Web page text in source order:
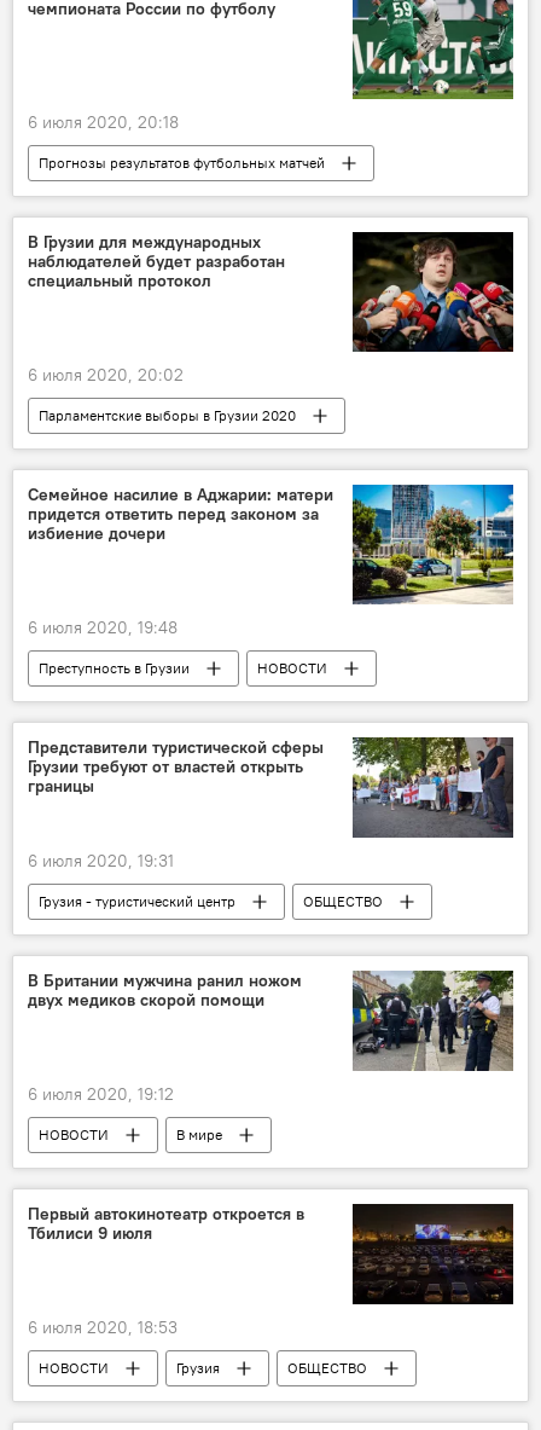
чемпионата России по футболу
6 июля 2020, 20:18
Прогнозы результатов футбольных матчей
СПОРТ
В мире
Футбол
прогноз на футбольный матч
Чемпионат России по футболу
В Грузии для международных
наблюдателей будет разработан
специальный протокол
6 июля 2020, 20:02
Парламентские выборы в Грузии 2020
НОВОСТИ
Грузия ПОЛИТИКА
Семейное насилие в Аджарии: матери
придется ответить перед законом за
избиение дочери
6 июля 2020, 19:48
Преступность в Грузии
НОВОСТИ
Грузия
ПРОИСШЕСТВИЯ
Представители туристической сферы
Грузии требуют от властей открыть
границы
6 июля 2020, 19:31
Грузия - туристический центр
ОБЩЕСТВО
Грузия
НОВОСТИ
В Британии мужчина ранил ножом
двух медиков скорой помощи
6 июля 2020, 19:12
НОВОСТИ
В мире
ПРОИСШЕСТВИЯ
Первый автокинотеатр откроется в
Тбилиси 9 июля
6 июля 2020, 18:53
НОВОСТИ Грузия
ОБЩЕСТВО
КУЛЬТУРА
Культурная жизнь Грузии